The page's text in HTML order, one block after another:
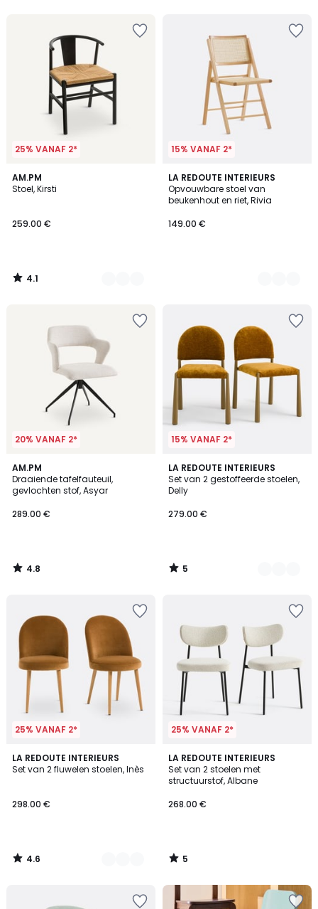
25% VANAF 2*
AM.PM
Stoel, Kirsti
259.00 €
4.1
/ 5
2
Kleuren
4.1
/
15% VANAF 2*
LA REDOUTE INTERIEURS
Opvouwbare stoel van
beukenhout en riet, Rivia
149.00 €
2
Kleuren
20% VANAF 2*
AM.PM
Draaiende tafelfauteuil,
gevlochten stof, Asyar
289.00 €
4.8
/ 5
4.8
/
15% VANAF 2*
LA REDOUTE INTERIEURS
Set van 2 gestoffeerde stoelen,
Delly
279.00 €
5
/
5
2
Kleuren
5
/
25% VANAF 2*
LA REDOUTE INTERIEURS
Set van 2 fluwelen stoelen, Inès
298.00 €
4.6
/ 5
3
Kleuren
4.6
/
25% VANAF 2*
LA REDOUTE INTERIEURS
Set van 2 stoelen met
structuurstof, Albane
268.00 €
5
/
5
5
/